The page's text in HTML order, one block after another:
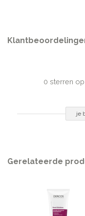
Menthol, PEG-55 Propylene
Ceteth-20, Propylene
Parfum/Fragrance
250 ml
0 sterren
je
Gerelateerde